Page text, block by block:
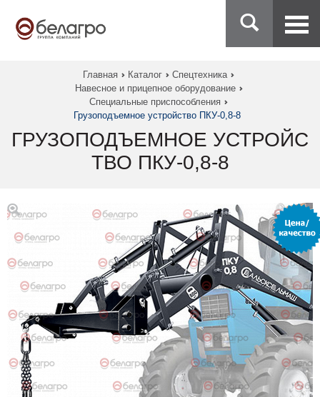
Главная Каталог
Спецтехника
Навесное и прицепное оборудование
Специальные приспособления
Грузоподъемное устройство ПКУ-0,8-8
ГРУЗОПОДЪЕМНОЕ УСТРОЙС
ТВО ПКУ-0,8-8